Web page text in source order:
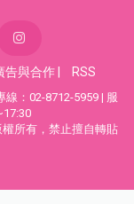
告與合作 RSS
：02-8712-5959 | 服
所有，禁止擅自轉貼